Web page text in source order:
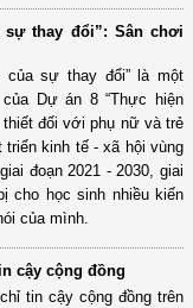
thay đổi”: Sân chơi
của sự thay đổi” là một
Dự án 8 “Thực hiện
đối với phụ nữ và trẻ
triển kinh tế - xã hội vùng
đoạn 2021 - 2030, giai
cho học sinh nhiều kiến
của mình.
cậy cộng đồng
tin cậy cộng đồng trên